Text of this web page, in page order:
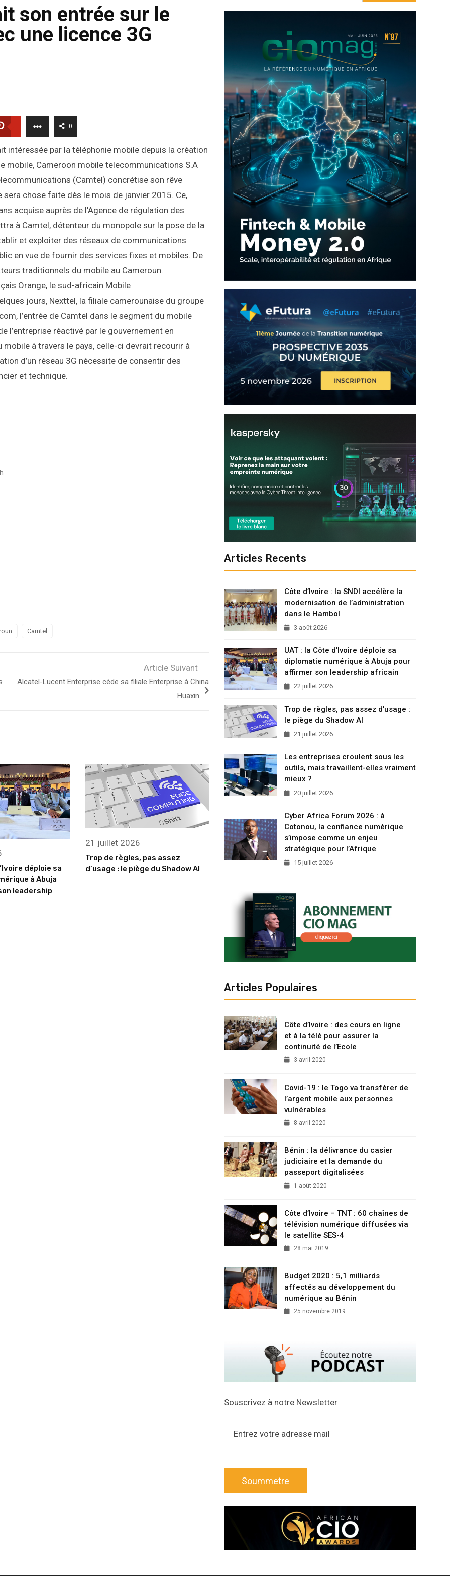
son entrée sur le
une licence 3G
0
intéressée par la téléphonie mobile depuis la création
mobile, Cameroon mobile telecommunications S.A
(Camtel) concrétise son rêve
chose faite dès le mois de janvier 2015. Ce,
acquise auprès de l’Agence de régulation des
à Camtel, détenteur du monopole sur la pose de la
et exploiter des réseaux de communications
en vue de fournir des services fixes et mobiles. De
traditionnels du mobile au Cameroun.
Orange, le sud-africain Mobile
jours, Nexttel, la filiale camerounaise du groupe
l’entrée de Camtel dans le segment du mobile
l’entreprise réactivé par le gouvernement en
à travers le pays, celle-ci devrait recourir à
d’un réseau 3G nécessite de consentir des
et technique.
Camtel
Article Suivant
Alcatel-Lucent Enterprise cède sa filiale Enterprise à China
Huaxin
déploie sa
à Abuja
leadership
21 juillet 2026
Trop de règles, pas assez
d’usage : le piège du Shadow AI
Articles Recents
Côte d’Ivoire : la SNDI accélère la
modernisation de l’administration
dans le Hambol
3 août 2026
UAT : la Côte d’Ivoire déploie sa
diplomatie numérique à Abuja pour
affirmer son leadership africain
22 juillet 2026
Trop de règles, pas assez d’usage :
le piège du Shadow AI
21 juillet 2026
Les entreprises croulent sous les
outils, mais travaillent-elles vraiment
mieux ?
20 juillet 2026
Cyber Africa Forum 2026 : à
Cotonou, la confiance numérique
s’impose comme un enjeu
stratégique pour l’Afrique
15 juillet 2026
Articles Populaires
Côte d’Ivoire : des cours en ligne
et à la télé pour assurer la
continuité de l’Ecole
3 avril 2020
Covid-19 : le Togo va transférer de
l’argent mobile aux personnes
vulnérables
8 avril 2020
Bénin : la délivrance du casier
judiciaire et la demande du
passeport digitalisées
1 août 2020
Côte d’Ivoire – TNT : 60 chaînes de
télévision numérique diffusées via
le satellite SES-4
28 mai 2019
Budget 2020 : 5,1 milliards
affectés au développement du
numérique au Bénin
25 novembre 2019
Souscrivez à notre Newsletter